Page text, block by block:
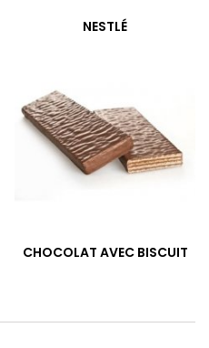
NESTLÉ
CHOCOLAT AVEC BISCUIT